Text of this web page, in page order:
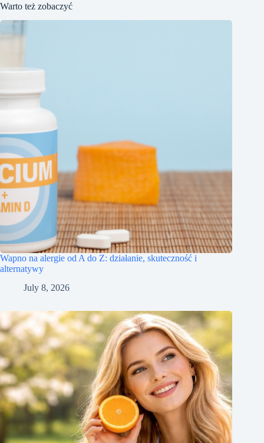
Warto też zobaczyć
Wapno na alergie od A do Z: działanie, skuteczność i
alternatywy
July 8, 2026